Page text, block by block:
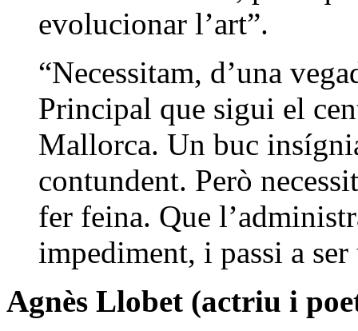
evolucionar l’art”.
“Necessitam, d’una
Principal que sigui el
Mallorca. Un buc
contundent. Però
fer feina. Que
impediment, i passi a
Agnès Llobet (actriu i